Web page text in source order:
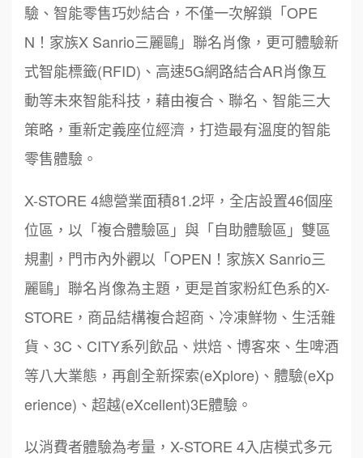
驗、智能零售巧妙結合，不僅一次解鎖「OPE
N！家族X Sanrio三麗鷗」聯名肖像，更可體驗新
式智能標籤(RFID)、高速5G網路結合AR肖像互
動等未來智能科技，藉由複合、聯名、智能三大
策略，重新定義座位經濟，打造最有溫度的智能
零售體驗。
X-STORE 4總營業面積81.2坪，全店設置46個座
位區，以「複合體驗區」與「自助體驗區」雙區
規劃，門市內外觀以「OPEN！家族X Sanrio三
麗鷗」聯名肖像為主題，更是首家粉紅色系的X-
STORE，商品結構複合超商、冷凍鮮物、生活雜
貨、3C、CITY系列飲品、烘焙、博客來、生啤酒
等八大業態，再創全新探索(eXplore)、體驗(eXp
erience)、超越(eXcellent)3E體驗。
以消費者體驗為考量，X-STORE 4入店模式多元